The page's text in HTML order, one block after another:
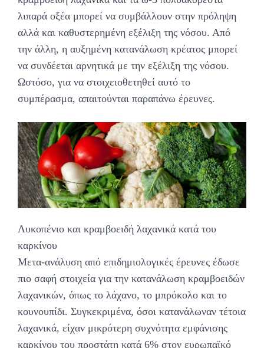
λιπαρά οξέα μπορεί να συμβάλλουν στην πρόληψη
αλλά και καθυστερημένη εξέλιξη της νόσου. Από
την άλλη, η αυξημένη κατανάλωση κρέατος μπορεί
να συνδέεται αρνητικά με την εξέλιξη της νόσου.
Ωστόσο, για να στοιχειοθετηθεί αυτό το
συμπέρασμα, απαιτούνται παραπάνω έρευνες.
Λυκοπένιο και κραμβοειδή λαχανικά κατά του
καρκίνου
Μετα-ανάλυση από επιδημιολογικές έρευνες έδωσε
πιο σαφή στοιχεία για την κατανάλωση κραμβοειδών
λαχανικών, όπως το λάχανο, το μπρόκολο και το
κουνουπίδι. Συγκεκριμένα, όσοι κατανάλωναν τέτοια
λαχανικά, είχαν μικρότερη συχνότητα εμφάνισης
καρκίνου του προστάτη κατά 6% στον ευρωπαϊκό